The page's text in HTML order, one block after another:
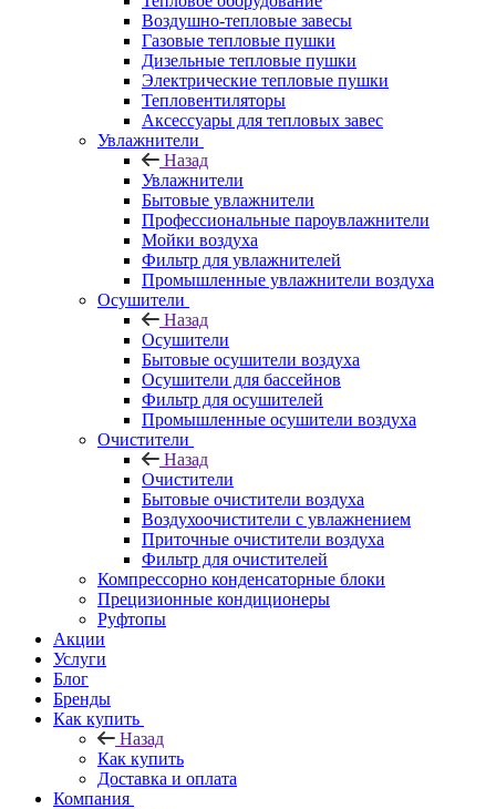
Воздушно-тепловые завесы
Газовые тепловые пушки
Дизельные тепловые пушки
Электрические тепловые пушки
Тепловентиляторы
Аксессуары для тепловых завес
Увлажнители
Назад
Увлажнители
Бытовые увлажнители
Профессиональные пароувлажнители
Мойки воздуха
Фильтр для увлажнителей
Промышленные увлажнители воздуха
Осушители
Назад
Осушители
Бытовые осушители воздуха
Осушители для бассейнов
Фильтр для осушителей
Промышленные осушители воздуха
Очистители
Назад
Очистители
Бытовые очистители воздуха
Воздухоочистители с увлажнением
Приточные очистители воздуха
Фильтр для очистителей
Компрессорно конденсаторные блоки
Прецизионные кондиционеры
Руфтопы
Акции
Услуги
Блог
Бренды
Как купить
Назад
Как купить
Доставка и оплата
Компания